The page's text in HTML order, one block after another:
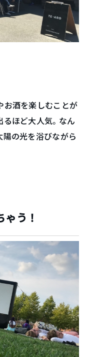
お酒を楽しむことが
るほど大人気。なん
陽の光を浴びながら
う！